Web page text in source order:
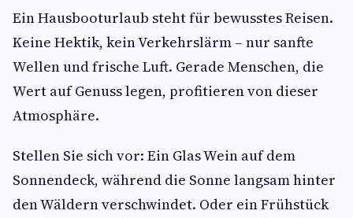
Ein Hausbooturlaub steht für bewusstes Reisen.
Keine Hektik, kein Verkehrslärm – nur sanfte
Wellen und frische Luft. Gerade Menschen, die
Wert auf Genuss legen, profitieren von dieser
Atmosphäre.
Stellen Sie sich vor: Ein Glas Wein auf dem
Sonnendeck, während die Sonne langsam hinter
den Wäldern verschwindet. Oder ein Frühstück